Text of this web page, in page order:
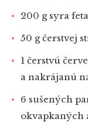
200 g syra feta
50 g čerstvej
1 čerstvú
a nakrájanú
6 sušených
okvapkaných